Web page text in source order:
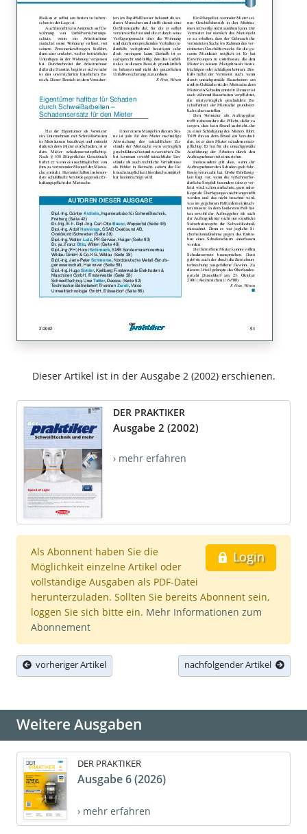
Dieser Artikel ist in der Ausgabe 2 (2002) erschienen.
DER PRAKTIKER
Ausgabe 2 (2002)
› mehr erfahren
Login
Als Abonnent haben Sie die
Möglichkeit einzelne Artikel oder
vollständige Ausgaben als PDF-Datei
herunterzuladen. Sollten Sie bereits Abonnent sein,
loggen Sie sich bitte ein. Mehr Informationen zum
Abonnement
vorheriger Artikel nachfolgender Artikel
Weitere Ausgaben
DER PRAKTIKER
Ausgabe 6 (2026)
› mehr erfahren